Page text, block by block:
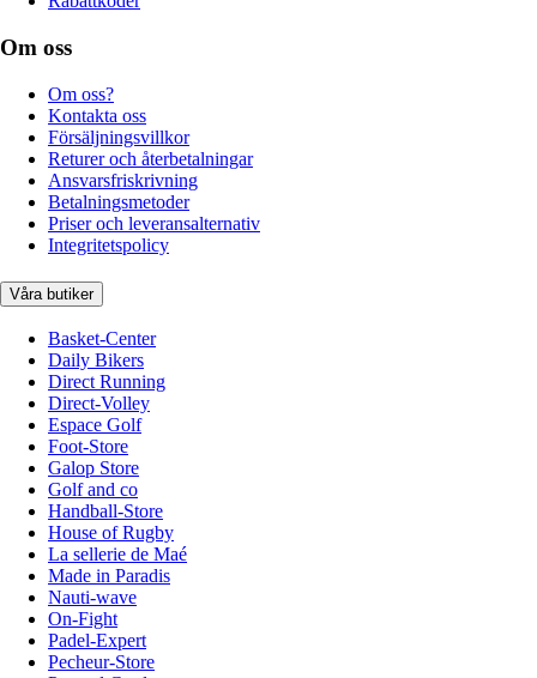
Om oss
Om oss?
Kontakta oss
Försäljningsvillkor
Returer och återbetalningar
Ansvarsfriskrivning
Betalningsmetoder
Priser och leveransalternativ
Integritetspolicy
Våra butiker
Basket-Center
Daily Bikers
Direct Running
Direct-Volley
Espace Golf
Foot-Store
Galop Store
Golf and co
Handball-Store
House of Rugby
La sellerie de Maé
Made in Paradis
Nauti-wave
On-Fight
Padel-Expert
Pecheur-Store